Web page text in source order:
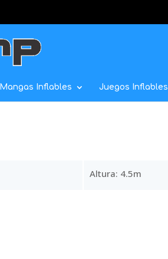
Mangas Inflables Juegos Inflables
Altura: 4.5m